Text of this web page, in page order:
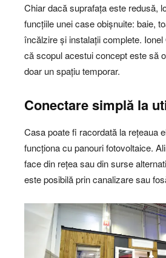
Chiar dacă suprafața este redusă,
funcțiile unei case obișnuite: baie,
încălzire și instalații complete.
că scopul acestui concept este să
doar un spațiu temporar.
Conectare simplă la
Casa poate fi racordată la rețeaua
funcționa cu panouri fotovoltaice.
face din rețea sau din surse
este posibilă prin canalizare sau